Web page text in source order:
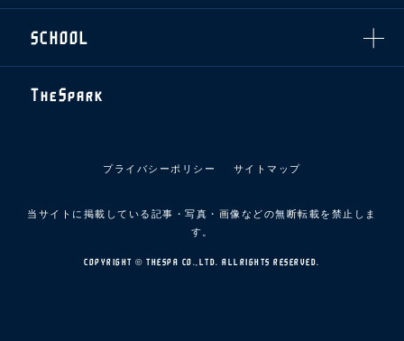
U-18
U-15
U-12
スタッフ
SCHOOL
スタッフ
TheSpark
アクセス
プライバシーポリシー サイトマップ
当サイトに掲載している記事・写真・画像などの無断転載を禁止しま
す。
COPYRIGHT © THESPA CO.,LTD. ALLRIGHTS RESERVED.